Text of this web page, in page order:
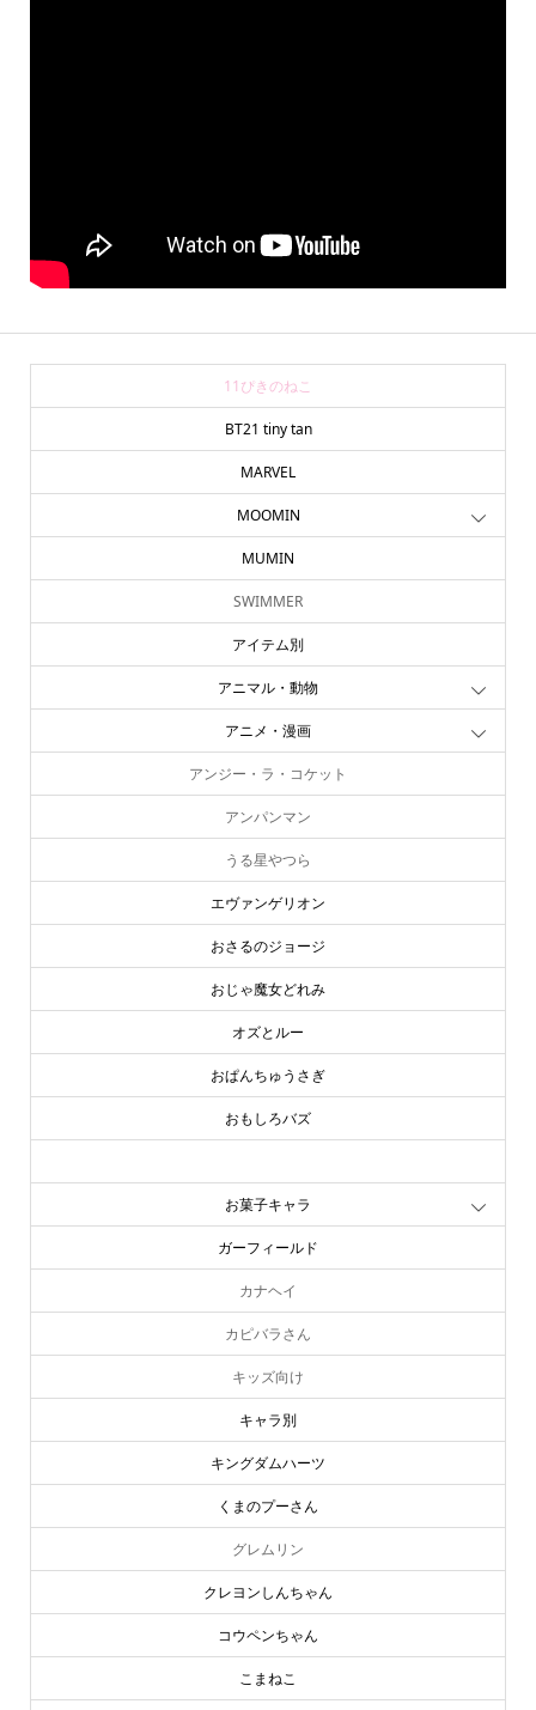
11ぴきのねこ
BT21 tiny tan
MARVEL
MOOMIN
MUMIN
SWIMMER
アイテム別
アニマル・動物
アニメ・漫画
アンジー・ラ・コケット
アンパンマン
うる星やつら
エヴァンゲリオン
おさるのジョージ
おじゃ魔女どれみ
オズとルー
おぱんちゅうさぎ
おもしろバズ
お菓子キャラ
ガーフィールド
カナヘイ
カピバラさん
キッズ向け
キャラ別
キングダムハーツ
くまのプーさん
グレムリン
クレヨンしんちゃん
コウペンちゃん
こまねこ